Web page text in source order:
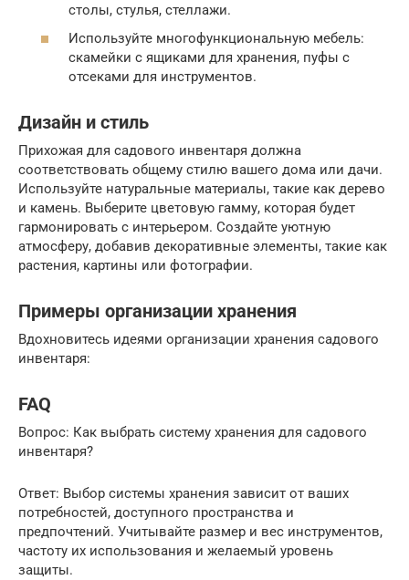
столы, стулья, стеллажи.
Используйте многофункциональную мебель:
скамейки с ящиками для хранения, пуфы с
отсеками для инструментов.
Дизайн и стиль
Прихожая для садового инвентаря должна
соответствовать общему стилю вашего дома или дачи.
Используйте натуральные материалы, такие как дерево
и камень. Выберите цветовую гамму, которая будет
гармонировать с интерьером. Создайте уютную
атмосферу, добавив декоративные элементы, такие как
растения, картины или фотографии.
Примеры организации хранения
Вдохновитесь идеями организации хранения садового
инвентаря:
FAQ
Вопрос: Как выбрать систему хранения для садового
инвентаря?
Ответ: Выбор системы хранения зависит от ваших
потребностей, доступного пространства и
предпочтений. Учитывайте размер и вес инструментов,
частоту их использования и желаемый уровень
защиты.